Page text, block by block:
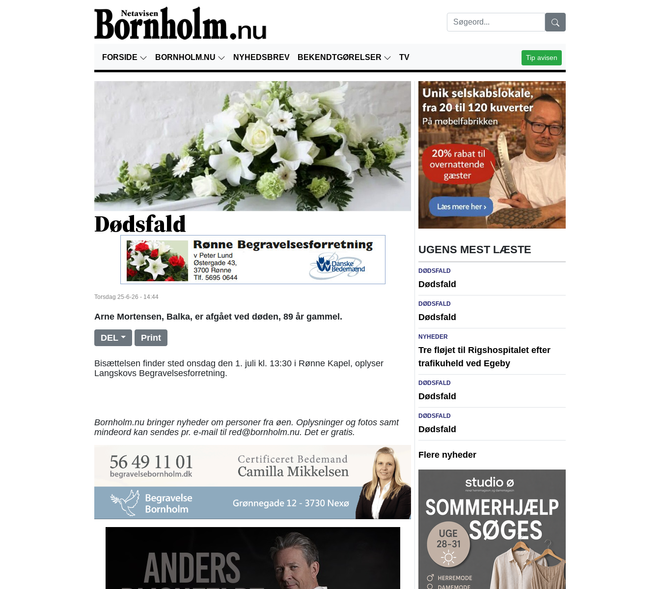
FORSIDE BORNHOLM.NU NYHEDSBREV BEKENDTGØRELSER TV Tip avisen
Dødsfald
Torsdag 25-6-26 - 14:44
Arne Mortensen, Balka, er afgået ved døden, 89 år gammel.
DEL Print
Bisættelsen finder sted onsdag den 1. juli kl. 13:30 i Rønne Kapel, oplyser
Langskovs Begravelsesforretning.
Bornholm.nu bringer nyheder om personer fra øen. Oplysninger og fotos samt
mindeord kan sendes pr. e-mail til red@bornholm.nu. Det er gratis.
UGENS MEST LÆSTE
DØDSFALD
Dødsfald
DØDSFALD
Dødsfald
NYHEDER
Tre fløjet til Rigshospitalet efter
trafikuheld ved Egeby
DØDSFALD
Dødsfald
DØDSFALD
Dødsfald
Flere nyheder